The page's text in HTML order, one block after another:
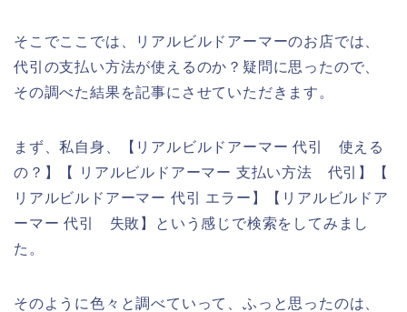
そこでここでは、リアルビルドアーマーのお店では、
代引の支払い方法が使えるのか？疑問に思ったので、
その調べた結果を記事にさせていただきます。
まず、私自身、【リアルビルドアーマー 代引 使える
の？】【 リアルビルドアーマー 支払い方法 代引】【
リアルビルドアーマー 代引 エラー】【リアルビルドア
ーマー 代引 失敗】という感じで検索をしてみまし
た。
そのように色々と調べていって、ふっと思ったのは、